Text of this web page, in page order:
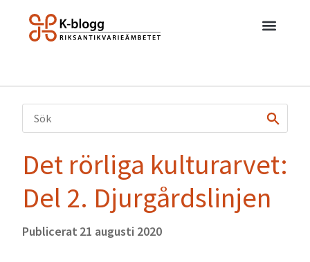
Det rörliga kulturarvet:
Del 2. Djurgårdslinjen
Publicerat 21 augusti 2020